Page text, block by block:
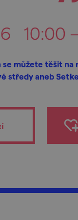
10:00
můžete těšit na
středy aneb